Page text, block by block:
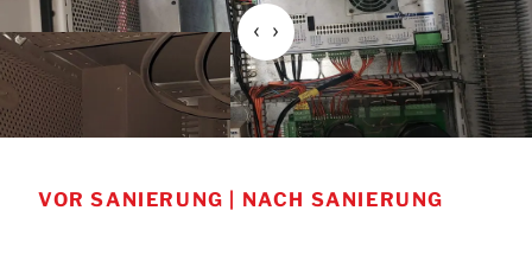
VOR SANIERUNG | NACH SANIERUNG